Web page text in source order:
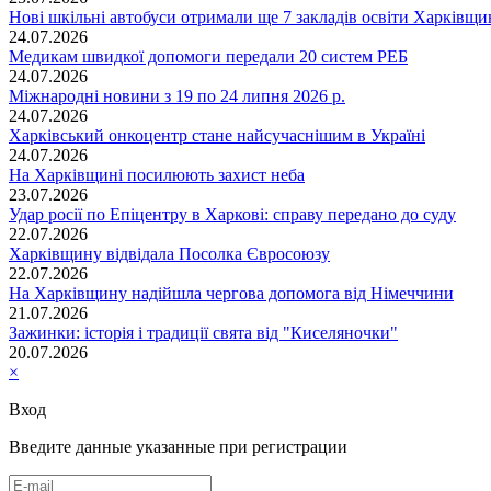
Нові шкільні автобуси отримали ще 7 закладів освіти
24.07.2026
Медикам швидкої допомоги передали 20 систем РЕБ
24.07.2026
Міжнародні новини з 19 по 24 липня 2026 р.
24.07.2026
Харківський онкоцентр стане найсучаснішим в Україні
24.07.2026
На Харківщині посилюють захист неба
23.07.2026
Удар росії по Епіцентру в Харкові: справу передано до суду
22.07.2026
Харківщину відвідала Посолка Євросоюзу
22.07.2026
На Харківщину надійшла чергова допомога від Німеччини
21.07.2026
Зажинки: історія і традиції свята від "Киселяночки"
20.07.2026
×
Вход
Введите данные указанные при регистрации